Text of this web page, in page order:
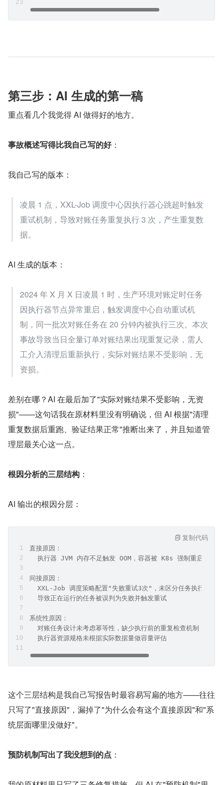
第三步：AI 生成的第一稿
重点看几个我觉得 AI 做得好的地方。
事故概述写得比我自己写的好：
我自己写的版本：
凌晨 1 点，XXL-Job 调度中心因执行器心跳超时触发
重试机制，导致对账任务重复执行 3 次，产生重复数
据。
AI 生成的版本：
2024 年 X 月 X 日凌晨 1 时，生产环境对账定时任务
因执行器节点异常重启，触发调度中心自动重试机
制，同一批次对账任务在 20 分钟内被执行三次。本次
事故导致当日全量订单对账结果出现重复记录，需人
工介入清理后重新执行，实际对账结果不受影响，无
资损。
差别在哪？AI 在最后加了"实际对账结果不受影响，无资
损"——这句话我在原材料里没有明确说，但 AI 根据"清理
重复数据后重跑、验证结果正常"推断出来了，并且知道管
理层最关心这一点。
根因分析的三层结构 ：
AI 输出的根因分层：
直接原因：
执行器 JVM 内存不足触发 OOM，容器被 K8s 强制重启，心
间接原因：
XXL-Job 调度策略配置"失败重试3次"，未区分任务执行中和
  导致正在运行的任务被误判为失败并触发重试
系统性原因：
  对账任务设计未考虑幂等性，缺少执行前的重复检查机制；
  执行器资源规格未根据实际数据量做容量评估
复制代码
这个三层结构是我自己写报告时最容易写扁的地方——往往
只写了"直接原因"，漏掉了"为什么会有这个直接原因"和"系
统层面哪里没做好"。
预防机制写出了我没想到的点 ：